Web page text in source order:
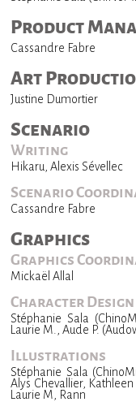
Product
Cassandre Fabre
Art
Justine Dumortier
Scenario
Writing
Hikaru, Alexis Sévellec
Scenario
Cassandre Fabre
Graphics
Graphics
Mickaël Allal
Character Design
Stéphanie Sala
Laurie M., Aude P.
Illustrations
Stéphanie Sala
Alys Chevallier,
Laurie M, Rann